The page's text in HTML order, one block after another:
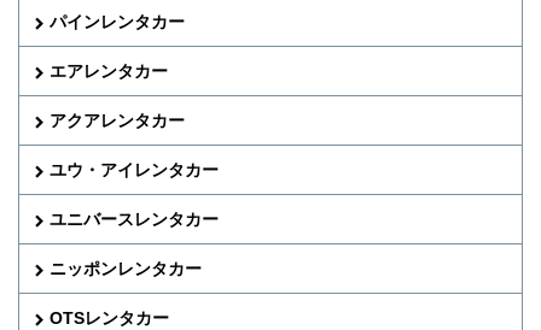
パインレンタカー
エアレンタカー
アクアレンタカー
ユウ・アイレンタカー
ユニバースレンタカー
ニッポンレンタカー
OTSレンタカー